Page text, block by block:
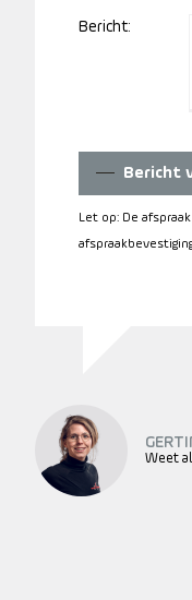
Bericht:
Bericht
Let op: De
Weet